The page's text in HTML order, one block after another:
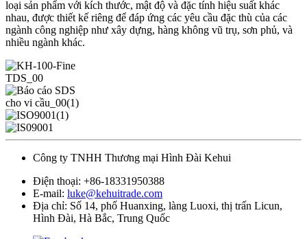
loại sản phẩm với kích thước, mật độ và đặc tính hiệu suất khác
nhau, được thiết kế riêng để đáp ứng các yêu cầu đặc thù của các
ngành công nghiệp như xây dựng, hàng không vũ trụ, sơn phủ, và
nhiều ngành khác.
Công ty TNHH Thương mại Hình Đài Kehui
Điện thoại: +86-18331950388
E-mail: luke@kehuitrade.com
Địa chỉ: Số 14, phố Huanxing, làng Luoxi, thị trấn Licun,
Hình Đài, Hà Bắc, Trung Quốc